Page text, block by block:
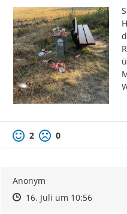
2 0
Anonym
Zeitpunkt des Erstellens
Zeitpunkt des Erstellens
16. Juli um 10:56Zur